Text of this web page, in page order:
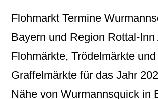
Flohmarkt Termine
Bayern und Region Rottal-Inn
Flohmärkte, Trödelmärkte und
Graffelmärkte für das Jahr
Nähe von Wurmannsquick in